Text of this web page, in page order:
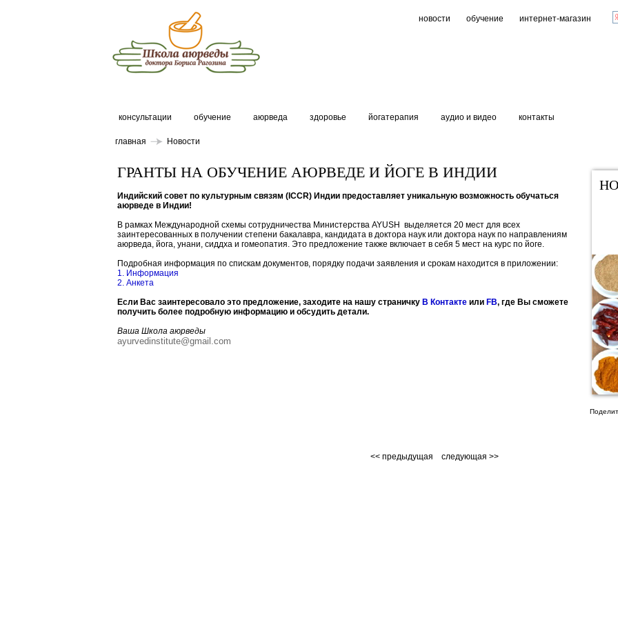
новости обучение интернет-магазин
консультации обучение аюрведа здоровье йогатерапия аудио и видео контакты
главная Новости
ГРАНТЫ НА ОБУЧЕНИЕ АЮРВЕДЕ И ЙОГЕ В ИНДИИ
Индийский совет по культурным связям (ICCR) Индии предоставляет уникальную возможность обучаться
аюрведе в Индии!
В рамках Международной схемы сотрудничества Министерства AYUSH выделяется 20 мест для всех
заинтересованных в получении степени бакалавра, кандидата в доктора наук или доктора наук по направлениям
аюрведа, йога, унани, сиддха и гомеопатия. Это предложение также включает в себя 5 мест на курс по йоге.
Подробная информация по спискам документов, порядку подачи заявления и срокам находится в приложении:
1. Информация
2. Анкета
Если Вас заинтересовало это предложение, заходите на нашу страничку В Контакте или FB, где Вы сможете
получить более подробную информацию и обсудить детали.
Ваша Школа аюрведы
ayurvedinstitute@gmail.com
<< предыдущая следующая >>